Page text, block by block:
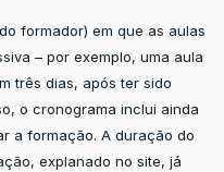
formador) em que as aulas
– por exemplo, uma aula
três dias, após ter sido
o cronograma inclui ainda
a formação. A duração do
explanado no site, já